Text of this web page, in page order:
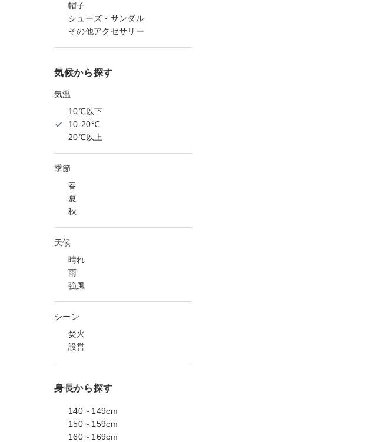
帽子
シューズ・サンダル
その他アクセサリー
気候から探す
気温
10℃以下
10-20℃
20℃以上
季節
春
夏
秋
天候
晴れ
雨
強風
シーン
焚火
設営
身長から探す
140～149cm
150～159cm
160～169cm